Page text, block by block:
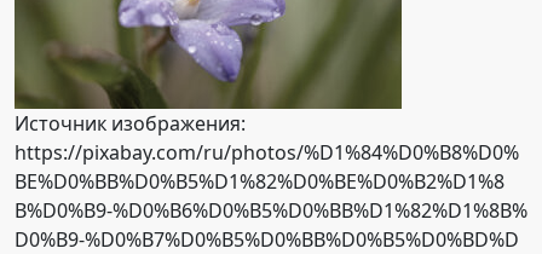
Источник изображения:
https://pixabay.com/ru/photos/%D1%84%D0%B8%D0%
BE%D0%BB%D0%B5%D1%82%D0%BE%D0%B2%D1%8
B%D0%B9-%D0%B6%D0%B5%D0%BB%D1%82%D1%8B%
D0%B9-%D0%B7%D0%B5%D0%BB%D0%B5%D0%BD%D